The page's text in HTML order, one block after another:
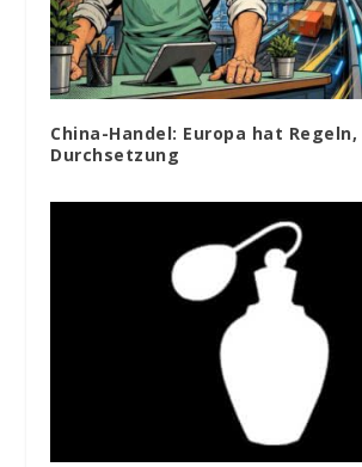
China-Handel: Europa hat
Durchsetzung